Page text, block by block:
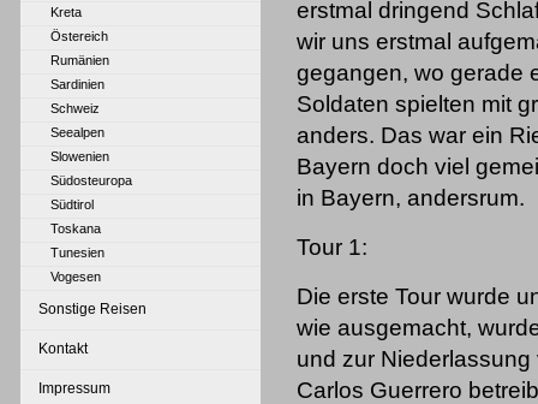
Kreta
Östereich
Rumänien
Sardinien
Schweiz
Seealpen
Slowenien
Südosteuropa
Südtirol
Toskana
Tunesien
Vogesen
Sonstige Reisen
Kontakt
Impressum
erstmal dringend
wir uns erstmal
gegangen, wo gerade
Soldaten spielten mit
anders. Das war ein
Bayern doch viel
in Bayern, andersrum.
Tour 1:
Die erste Tour wurde
wie ausgemacht,
und zur
Carlos Guerrero